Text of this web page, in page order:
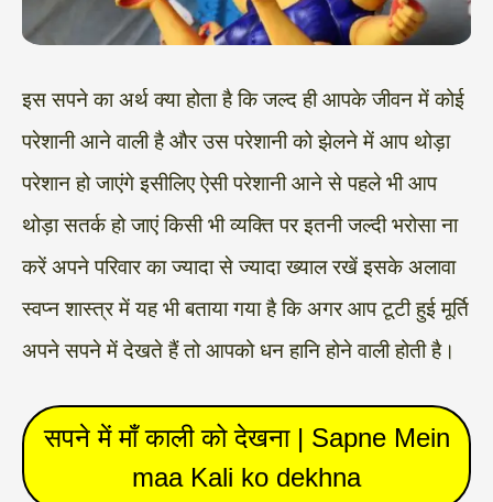
इस सपने का अर्थ क्या होता है कि जल्द ही आपके जीवन में कोई
परेशानी आने वाली है और उस परेशानी को झेलने में आप थोड़ा
परेशान हो जाएंगे इसीलिए ऐसी परेशानी आने से पहले भी आप
थोड़ा सतर्क हो जाएं किसी भी व्यक्ति पर इतनी जल्दी भरोसा ना
करें अपने परिवार का ज्यादा से ज्यादा ख्याल रखें इसके अलावा
स्वप्न शास्त्र में यह भी बताया गया है कि अगर आप टूटी हुई मूर्ति
अपने सपने में देखते हैं तो आपको धन हानि होने वाली होती है।
सपने में माँ काली को देखना | Sapne Mein
maa Kali ko dekhna